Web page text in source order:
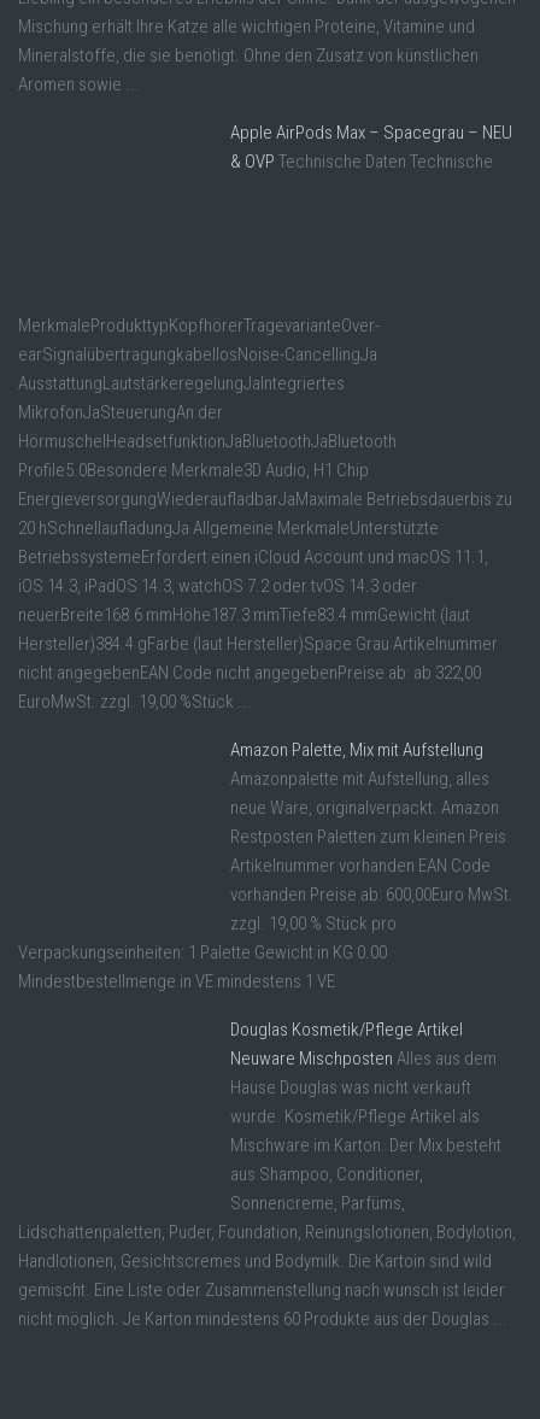
Mischung erhält Ihre Katze alle wichtigen Proteine, Vitamine und
Mineralstoffe, die sie benötigt. Ohne den Zusatz von künstlichen
Aromen sowie ...
Apple AirPods Max – Spacegrau – NEU
& OVP Technische Daten Technische
MerkmaleProdukttypKopfhörerTragevarianteOver-
earSignalübertragungkabellosNoise-CancellingJa
AusstattungLautstärkeregelungJaIntegriertes
MikrofonJaSteuerungAn der
HörmuschelHeadsetfunktionJaBluetoothJaBluetooth
Profile5.0Besondere Merkmale3D Audio, H1 Chip
EnergieversorgungWiederaufladbarJaMaximale Betriebsdauerbis zu
20 hSchnellaufladungJa Allgemeine MerkmaleUnterstützte
BetriebssystemeErfordert einen iCloud Account und macOS 11.1,
iOS 14.3, iPadOS 14.3, watchOS 7.2 oder tvOS 14.3 oder
neuerBreite168.6 mmHöhe187.3 mmTiefe83.4 mmGewicht (laut
Hersteller)384.4 gFarbe (laut Hersteller)Space Grau Artikelnummer
nicht angegebenEAN Code nicht angegebenPreise ab: ab 322,00
EuroMwSt. zzgl. 19,00 %Stück ...
Amazon Palette, Mix mit Aufstellung
Amazonpalette mit Aufstellung, alles
neue Ware, originalverpackt. Amazon
Restposten Paletten zum kleinen Preis
Artikelnummer vorhanden EAN Code
vorhanden Preise ab: 600,00Euro MwSt.
zzgl. 19,00 % Stück pro
Verpackungseinheiten: 1 Palette Gewicht in KG 0.00
Mindestbestellmenge in VE mindestens 1 VE
Douglas Kosmetik/Pflege Artikel
Neuware Mischposten Alles aus dem
Hause Douglas was nicht verkauft
wurde. Kosmetik/Pflege Artikel als
Mischware im Karton. Der Mix besteht
aus Shampoo, Conditioner,
Sonnencreme, Parfüms,
Lidschattenpaletten, Puder, Foundation, Reinungslotionen, Bodylotion,
Handlotionen, Gesichtscremes und Bodymilk. Die Kartoin sind wild
gemischt. Eine Liste oder Zusammenstellung nach wunsch ist leider
nicht möglich. Je Karton mindestens 60 Produkte aus der Douglas ...